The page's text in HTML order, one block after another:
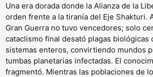
Una era dorada donde la Alianza de la
orden frente a la tiranía del Eje Shakturi.
Gran Guerra no tuvo vencedores; solo
cataclismo final desató plagas biológicas
sistemas enteros, convirtiendo mundos
tumbas planetarias infectadas. El
fragmentó. Mientras las poblaciones de